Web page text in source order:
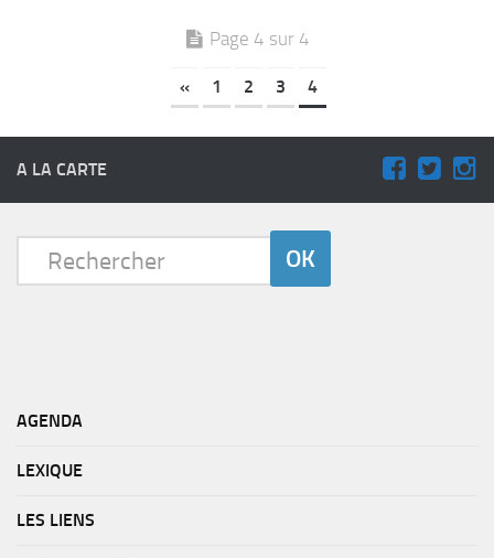
Page 4 sur 4
« 1 2 3 4
A LA CARTE
AGENDA
LEXIQUE
LES LIENS